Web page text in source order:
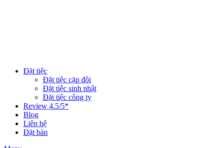
Đặt tiệc
Đặt tiệc cặp đôi
Đặt tiệc sinh nhật
Đặt tiệc công ty
Review 4.5/5*
Blog
Liên hệ
Đặt bàn